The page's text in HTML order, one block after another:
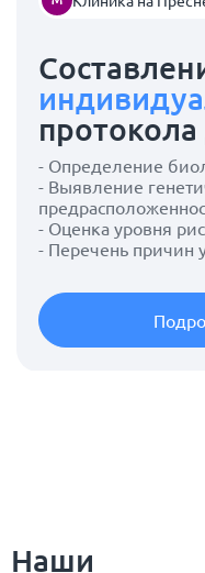
- Определение
- Выявление
- Оценка уровня
- Перечень причин
Наши